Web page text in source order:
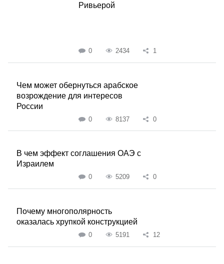
Ривьерой
0 2434 1
Чем может обернуться арабское
возрождение для интересов
России
0 8137 0
В чем эффект соглашения ОАЭ с
Израилем
0 5209 0
Почему многополярность
оказалась хрупкой конструкцией
0 5191 12